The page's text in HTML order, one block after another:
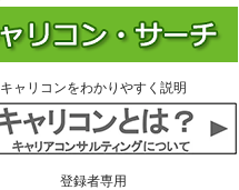
キャリコンをわかりやすく説明
登録者専用